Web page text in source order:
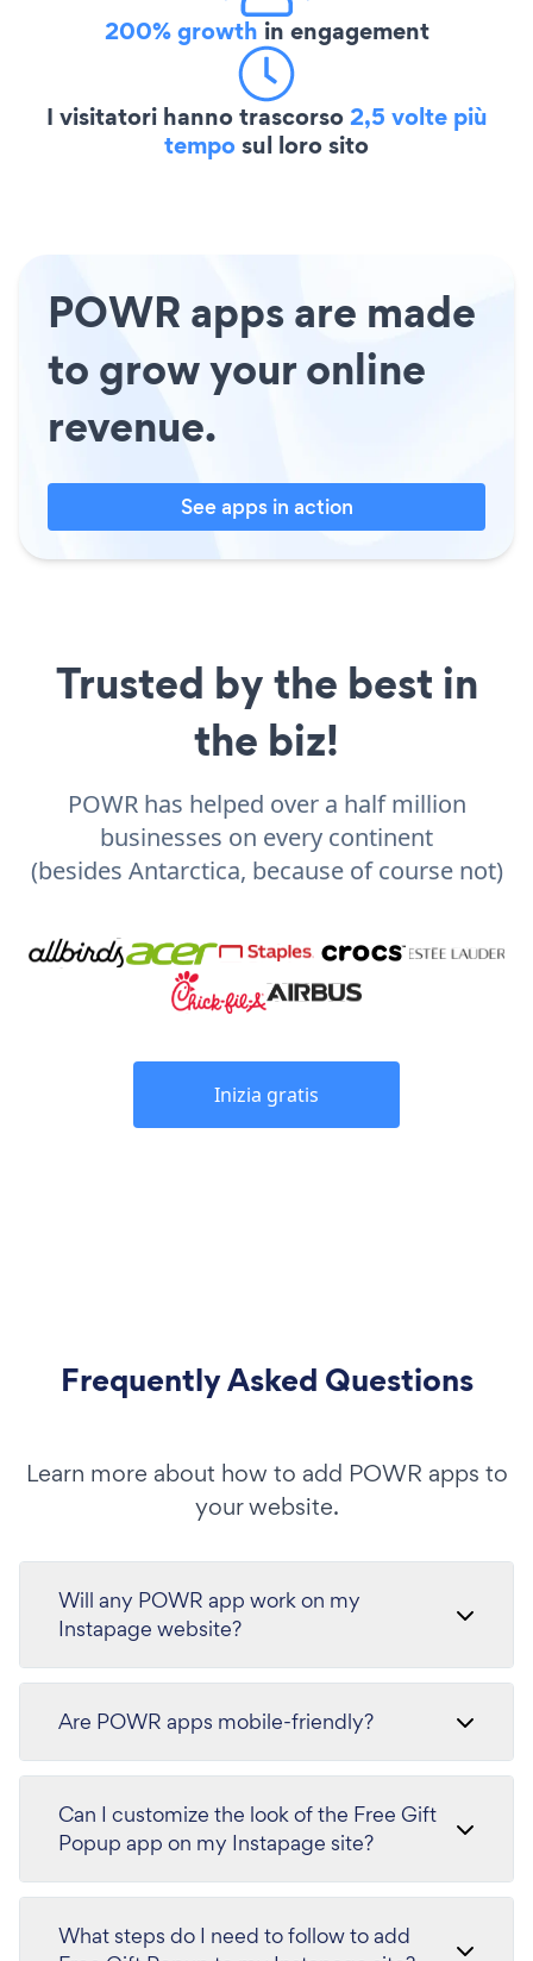
200% growth in engagement
I visitatori hanno trascorso2,5 volte più
temposul loro sito
POWR apps are made
to grow your online
revenue.
See apps in action
Trusted by the best in
the biz!
POWR has helped over a half million
businesses on every continent
(besides Antarctica, because of course not)
Inizia gratis
Frequently Asked Questions
Learn more about how to add POWR apps to
your website.
Will any POWR app work on my
Instapage website?
Are POWR apps mobile-friendly?
Can I customize the look of the Free Gift
Popup app on my Instapage site?
What steps do I need to follow to add